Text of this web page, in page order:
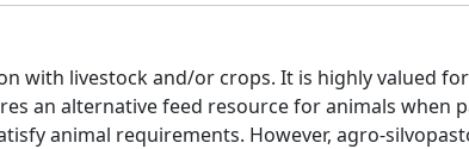
with livestock and/or crops. It is highly valued
an alternative feed resource for animals when
animal requirements. However, agro-